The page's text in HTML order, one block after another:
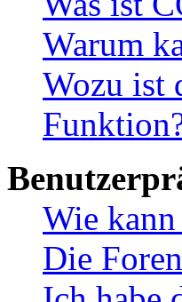
Warum
Wozu ist
Wie
Die